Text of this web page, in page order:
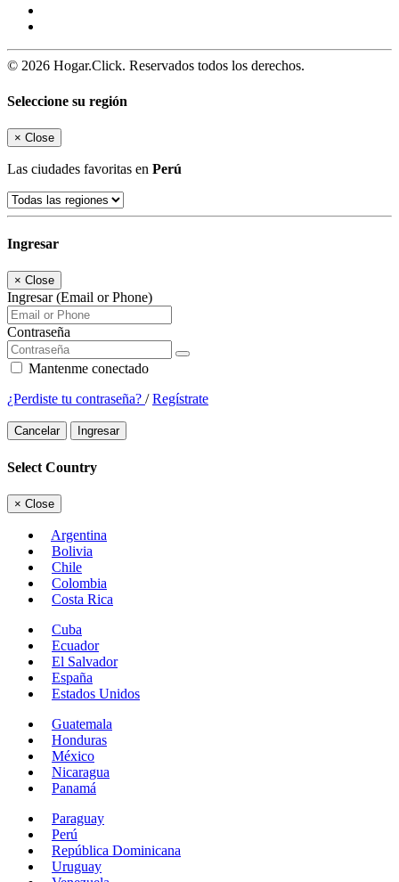
© 2026 Hogar.Click. Reservados todos los derechos.
Seleccione su región
× Close
Las ciudades favoritas en Perú
Ingresar
× Close
Ingresar (Email or Phone)
Contraseña
Mantenme conectado
¿Perdiste tu contraseña? /Regístrate
Cancelar Ingresar
Select Country
× Close
Argentina
Bolivia
Chile
Colombia
Costa Rica
Cuba
Ecuador
El Salvador
España
Estados Unidos
Guatemala
Honduras
México
Nicaragua
Panamá
Paraguay
Perú
República Dominicana
Uruguay